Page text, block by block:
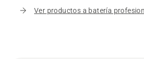
Ver productos a batería